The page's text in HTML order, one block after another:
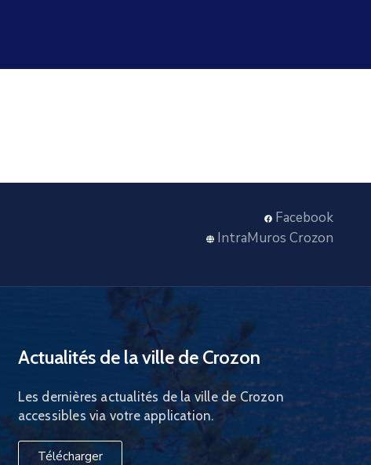
Facebook
IntraMuros Crozon
Actualités de la ville de Crozon
Les dernières actualités de la ville de Crozon
accessibles via votre application.
Télécharger